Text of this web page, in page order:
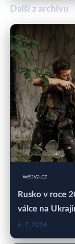
Další z archivu
webya.cz
Rusko v roce
válce na
6. 7. 2026